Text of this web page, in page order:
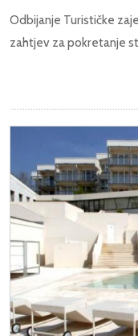
Odbijanje Turističke
zahtjev za pokretanje